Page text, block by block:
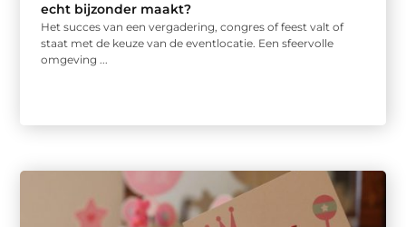
echt bijzonder maakt?
Het succes van een vergadering, congres of feest valt of
staat met de keuze van de eventlocatie. Een sfeervolle
omgeving ...